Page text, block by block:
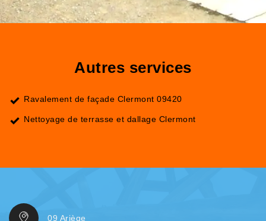
Autres services
Ravalement de façade Clermont 09420
Nettoyage de terrasse et dallage Clermont
09 Ariège